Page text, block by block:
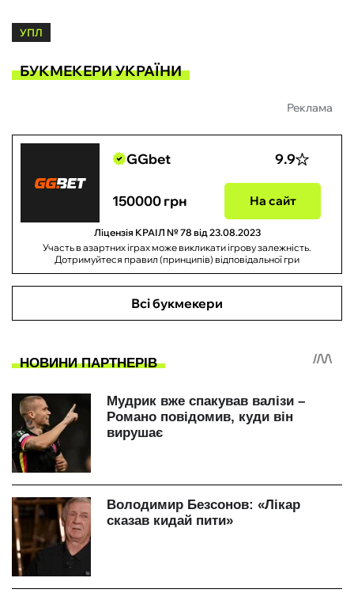
УПЛ
БУКМЕКЕРИ УКРАЇНИ
Реклама
GGbet 9.9
150000 грн На сайт
Ліцензія КРАІЛ № 78 від 23.08.2023
Участь в азартних іграх може викликати ігрову залежність.
Дотримуйтеся правил (принципів) відповідальної гри
Всі букмекери